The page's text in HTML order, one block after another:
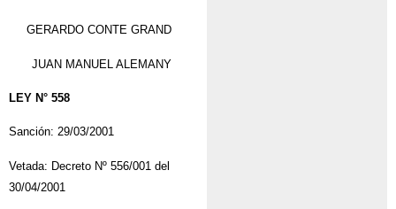
GERARDO CONTE GRAND
JUAN MANUEL ALEMANY
LEY N° 558
Sanción: 29/03/2001
Vetada: Decreto Nº 556/001 del
30/04/2001